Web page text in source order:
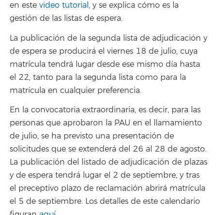
en este video tutorial, y se explica cómo es la
gestión de las listas de espera.
La publicación de la segunda lista de adjudicación y
de espera se producirá el viernes 18 de julio, cuya
matrícula tendrá lugar desde ese mismo día hasta
el 22, tanto para la segunda lista como para la
matrícula en cualquier preferencia.
En la convocatoria extraordinaria, es decir, para las
personas que aprobaron la PAU en el llamamiento
de julio, se ha previsto una presentación de
solicitudes que se extenderá del 26 al 28 de agosto.
La publicación del listado de adjudicación de plazas
y de espera tendrá lugar el 2 de septiembre, y tras
el preceptivo plazo de reclamación abrirá matrícula
el 5 de septiembre. Los detalles de este calendario